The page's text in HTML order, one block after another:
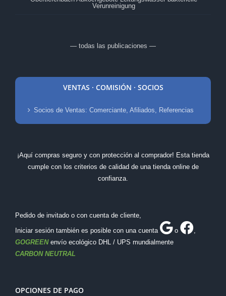
Verunreinigung
— todas las publicaciones —
VENTAS · COMISIÓN · SOCIOS
Socios de Ventas: Comerciante, Afiliados, Referencias
¡Aquí compras seguro y con protección al comprador! Esta tienda
cumple con los criterios de calidad de una tienda online de
confianza.
Pedido de invitado o con cuenta de cliente,
Iniciar sesión también es posible con una cuenta
o
,
GOGREENenvío ecológico DHL / UPS mundialmente
CARBON NEUTRAL
OPCIONES DE PAGO